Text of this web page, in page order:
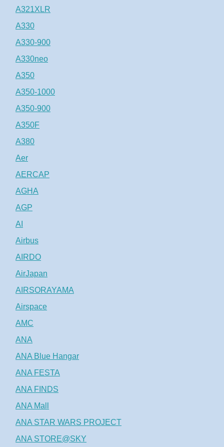
A321XLR
A330
A330-900
A330neo
A350
A350-1000
A350-900
A350F
A380
Aer
AERCAP
AGHA
AGP
AI
Airbus
AIRDO
AirJapan
AIRSORAYAMA
Airspace
AMC
ANA
ANA Blue Hangar
ANA FESTA
ANA FINDS
ANA Mall
ANA STAR WARS PROJECT
ANA STORE@SKY